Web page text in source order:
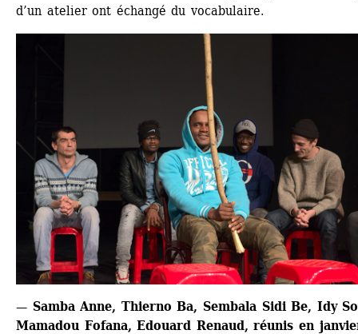
d’un atelier ont échangé du vocabulaire.
— Samba Anne, Thierno Ba, Sembala Sidi Be, Idy
Mamadou Fofana, Edouard Renaud, réunis en